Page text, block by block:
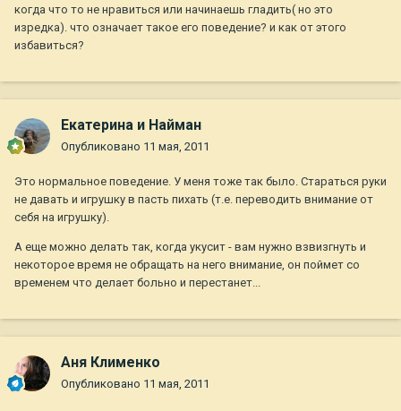
когда что то не нравиться или начинаешь гладить( но это
изредка). что означает такое его поведение? и как от этого
избавиться?
Екатерина и Найман
Опубликовано 11 мая, 2011
Это нормальное поведение. У меня тоже так было. Стараться руки
не давать и игрушку в пасть пихать (т.е. переводить внимание от
себя на игрушку).
А еще можно делать так, когда укусит - вам нужно взвизгнуть и
некоторое время не обращать на него внимание, он поймет со
временем что делает больно и перестанет...
Аня Клименко
Опубликовано 11 мая, 2011